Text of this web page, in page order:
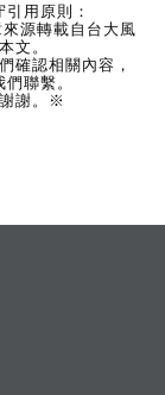
用原則：
源轉載自台大風
文。
確認相關內容，
聯繫。
謝。※